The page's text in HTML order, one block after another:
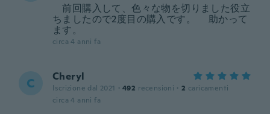
前回購入して、色々な物を切りました役立
ちましたので2度目の購入です。 助かって
ます。
circa 4 anni fa
C Cheryl
Iscrizione dal 2021 · 492 recensioni · 2 caricamenti
circa 4 anni fa